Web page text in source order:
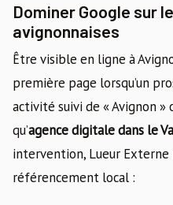
Dominer Google sur
avignonnaises
Être visible en ligne à
première page lorsqu’un
activité suivi de « Avignon »
qu’agence digitale dans le
intervention, Lueur
référencement local :